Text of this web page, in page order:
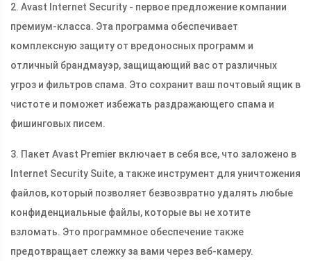
2. Avast Internet Security - первое предложение компании
премиум-класса. Эта программа обеспечивает
комплексную защиту от вредоносных программ и
отличный брандмауэр, защищающий вас от различных
угроз и фильтров спама. Это сохранит ваш почтовый ящик в
чистоте и поможет избежать раздражающего спама и
фишинговых писем.
3. Пакет Avast Premier включает в себя все, что заложено в
Internet Security Suite, а также инструмент для уничтожения
файлов, который позволяет безвозвратно удалять любые
конфиденциальные файлы, которые вы не хотите
взломать. Это программное обеспечение также
предотвращает слежку за вами через веб-камеру.